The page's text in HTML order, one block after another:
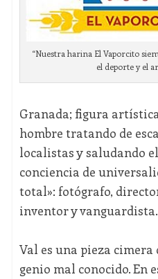
“Nuestra harina El Vaporcito
el deporte y el
Granada; figura
hombre tratando de
localistas y saludando
conciencia de
total»: fotógrafo,
inventor y vanguardista.
Val es una pieza
genio mal conocido. En